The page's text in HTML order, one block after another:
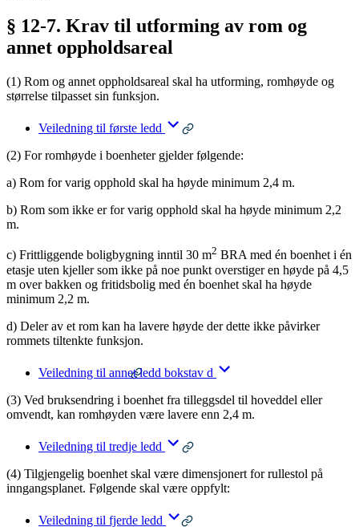
§ 12-7. Krav til utforming av rom og
annet oppholdsareal
(1) Rom og annet oppholdsareal skal ha utforming, romhøyde og
størrelse tilpasset sin funksjon.
Veiledning til første ledd
(2) For romhøyde i boenheter gjelder følgende:
a) Rom for varig opphold skal ha høyde minimum 2,4 m.
b) Rom som ikke er for varig opphold skal ha høyde minimum 2,2
m.
c) Frittliggende boligbygning inntil 30 m2 BRA med én boenhet i én
etasje uten kjeller som ikke på noe punkt overstiger en høyde på 4,5
m over bakken og fritidsbolig med én boenhet skal ha høyde
minimum 2,2 m.
d) Deler av et rom kan ha lavere høyde der dette ikke påvirker
rommets tiltenkte funksjon.
Veiledning til annet ledd bokstav d
(3) Ved bruksendring i boenhet fra tilleggsdel til hoveddel eller
omvendt, kan romhøyden være lavere enn 2,4 m.
Veiledning til tredje ledd
(4) Tilgjengelig boenhet skal være dimensjonert for rullestol på
inngangsplanet. Følgende skal være oppfylt:
Veiledning til fjerde ledd